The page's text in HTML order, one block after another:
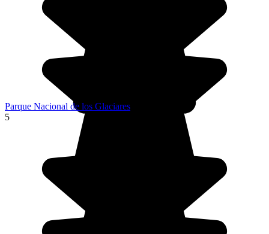
Parque Nacional de los Glaciares
5